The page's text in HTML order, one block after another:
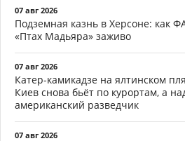
07 авг 2026
Подземная казнь в Херсоне: как
«Птах Мадьяра» заживо
07 авг 2026
Катер-камикадзе на ялтинском
Киев снова бьёт по курортам, а
американский разведчик
07 авг 2026